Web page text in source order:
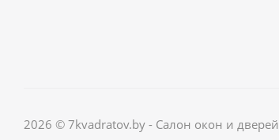
2026 © 7kvadratov.by - Салон окон и дверей